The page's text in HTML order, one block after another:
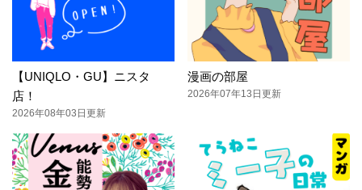
【UNIQLO・GU】ニスタ
店！
2026年08年03日更新
漫画の部屋
2026年07年13日更新